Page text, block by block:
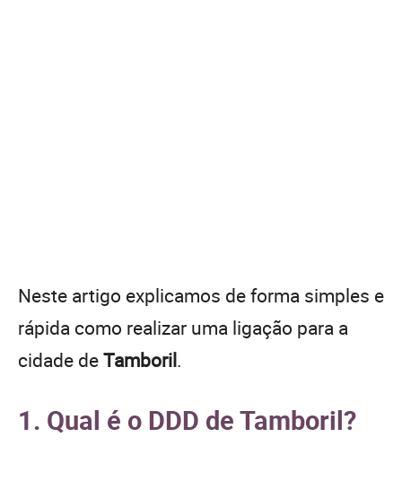
Neste artigo explicamos de forma simples e
rápida como realizar uma ligação para a
cidade deTamboril.
1. Qual é o DDD de Tamboril?